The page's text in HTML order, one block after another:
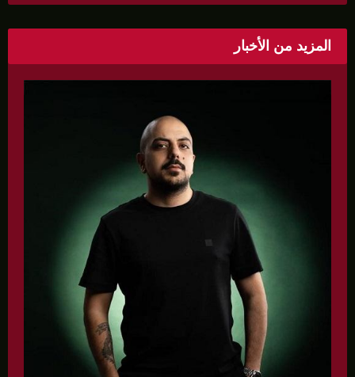
بروشورات توعوية على سيدات الحي.
المزيد من الأخبار